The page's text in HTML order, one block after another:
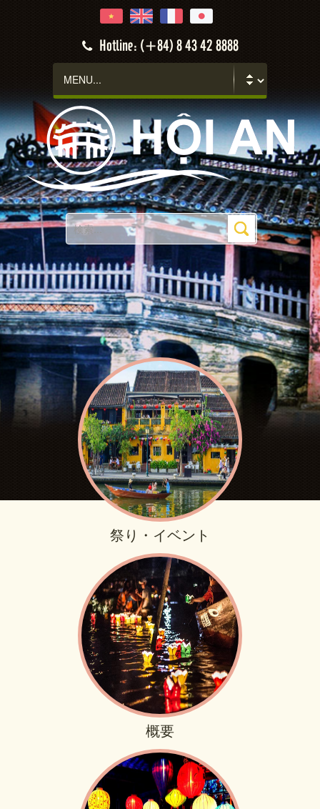
Hotline: (+84) 8 43 42 8888
祭り・イベント
概要